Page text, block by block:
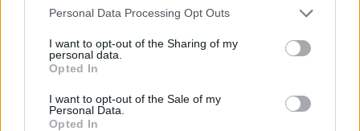
Personal Data Processing Opt Outs
I want to opt-out of the Sharing of my
personal data.
Opted In
I want to opt-out of the Sale of my
Personal Data.
Opted In
Žinios | IT ir mokslas
Specialisto patarimai tėvams, kaip apsaugoti vaikus
nuo neigiamo turinio internete
Žinios | IT ir mokslas